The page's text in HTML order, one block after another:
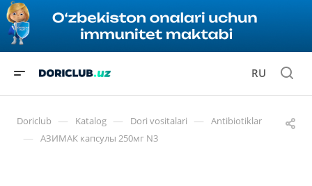
RU
Doriclub — Katalog — Dori vositalari — Antibiotiklar
— АЗИМАК капсулы 250мг N3